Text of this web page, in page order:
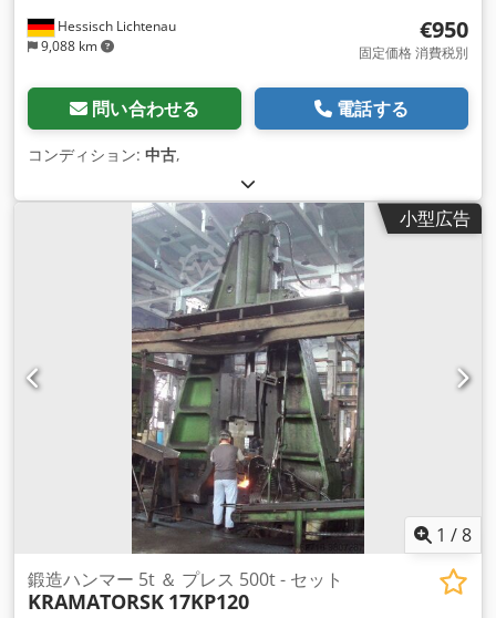
Hessisch Lichtenau
9,088 km
€950
固定価格 消費税別
問い合わせる 電話する
コンディション: 中古,
小型広告
1 /8
鍛造ハンマー 5t ＆ プレス 500t - セット
KRAMATORSK 17KP120